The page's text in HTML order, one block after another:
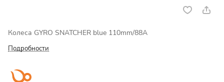
Колеса GYRO SNATCHER blue 110mm/88A
Подробности